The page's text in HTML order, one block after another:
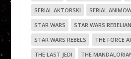
SERIAL AKTORSKI
SERIAL
STAR WARS
STAR WARS
STAR WARS REBELS
THE FORCE
THE LAST JEDI
THE